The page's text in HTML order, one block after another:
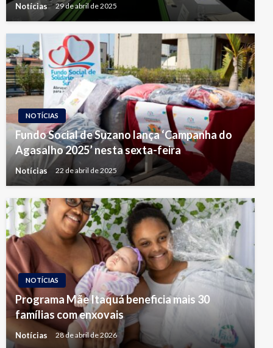
Notícias 29 de abril de 2025
NOTÍCIAS
Fundo Social de Suzano lança ‘Campanha do
Agasalho 2025’ nesta sexta-feira
Notícias 22 de abril de 2025
NOTÍCIAS
Programa Mãe Itaquá beneficia mais 30
famílias com enxovais
Notícias 28 de abril de 2026